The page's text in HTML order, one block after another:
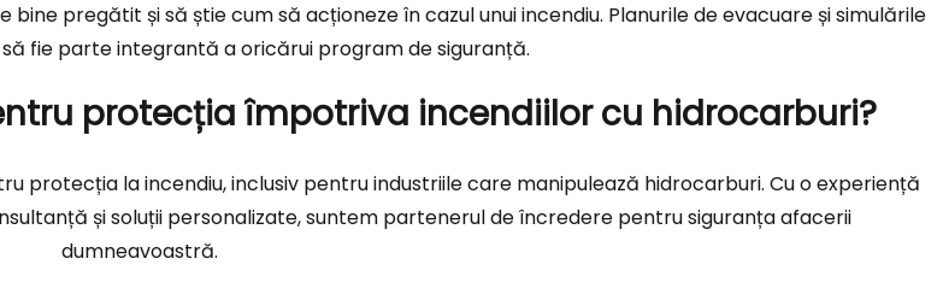
pregătit și să știe cum să acționeze în cazul unui incendiu. Planurile de evacuare și simulările
fie parte integrantă a oricărui program de siguranță.
protecția împotriva incendiilor cu hidrocarburi?
protecția la incendiu, inclusiv pentru industriile care manipulează hidrocarburi. Cu o experiență
și soluții personalizate, suntem partenerul de încredere pentru siguranța afacerii
dumneavoastră.